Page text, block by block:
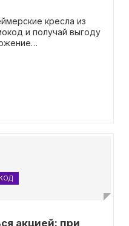
кресла из
и получай выгоду
по цене.
акцией: при